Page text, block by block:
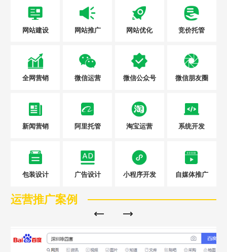
网站建设 网站推广 网站优化 竞价托管
全网营销 微信运营 微信公众号 微信朋友圈
新闻营销 阿里托管 淘宝运营 系统开发
包装设计 广告设计 小程序开发 自媒体推广
运营推广案例